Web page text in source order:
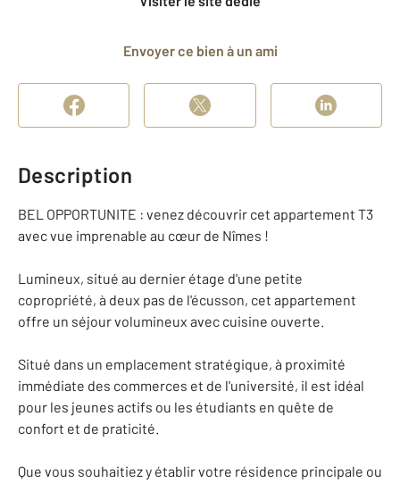
Envoyer ce bien à un ami
Description
BEL OPPORTUNITE : venez découvrir cet appartement T3
avec vue imprenable au cœur de Nîmes !
Lumineux, situé au dernier étage d'une petite
copropriété, à deux pas de l'écusson, cet appartement
offre un séjour volumineux avec cuisine ouverte.
Situé dans un emplacement stratégique, à proximité
immédiate des commerces et de l'université, il est idéal
pour les jeunes actifs ou les étudiants en quête de
confort et de praticité.
Que vous souhaitiez y établir votre résidence principale ou